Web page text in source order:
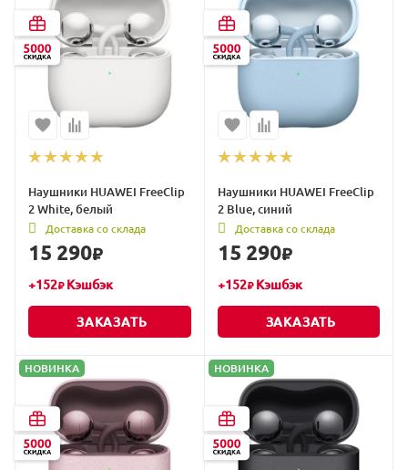
Наушники HUAWEI FreeClip
2 White, белый
Доставка со склада
15 290₽
+152₽Кэшбэк
ЗАКАЗАТЬ
Наушники HUAWEI FreeClip
2 Blue, синий
Доставка со склада
15 290₽
+152₽Кэшбэк
ЗАКАЗАТЬ
НОВИНКА НОВИНКА